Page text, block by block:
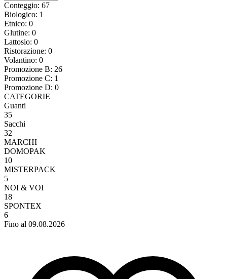
Conteggio: 67
Biologico: 1
Etnico: 0
Glutine: 0
Lattosio: 0
Ristorazione: 0
Volantino: 0
Promozione B: 26
Promozione C: 1
Promozione D: 0
CATEGORIE
Guanti
35
Sacchi
32
MARCHI
DOMOPAK
10
MISTERPACK
5
NOI & VOI
18
SPONTEX
6
Fino al 09.08.2026